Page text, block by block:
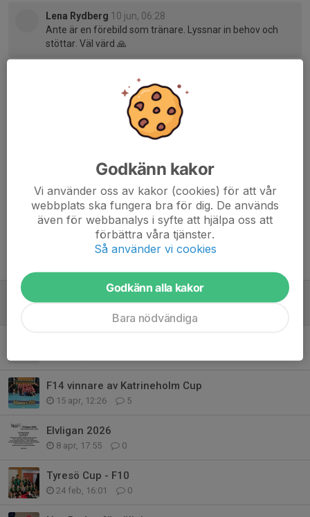
Lena Rydberg 10 jun, 06:28
Ante är en förebild som tränare. Lyssnar in behov och
stöttar. Väl värd 🙏
Stort tack för alla fina kommentarer!
Del Pierro-Speaker?????????????
13 jun, 18:10
Oj, vad kom alla frågetecken ifrån?
Årsmöte, Årets ledare & Årets spelare
F14 vinnare av Katrineholm Cup
15 apr, 12:26 5
Elvligan 2026
8 apr, 17:55 0
Tyresö Cup - F10
24 feb, 16:01 0
Godkänn kakor
Vi använder oss av kakor (cookies) för att vår
webbplats ska fungera bra för dig. De används
även för webbanalys i syfte att hjälpa oss att
förbättra våra tjänster.
Så använder vi cookies
Godkänn alla kakor
Bara nödvändiga